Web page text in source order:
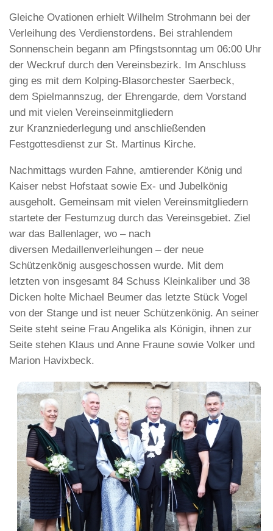
Gleiche Ovationen erhielt Wilhelm Strohmann bei der
Verleihung des Verdienstordens. Bei strahlendem
Sonnenschein begann am Pfingstsonntag um 06:00 Uhr
der Weckruf durch den Vereinsbezirk. Im Anschluss
ging es mit dem Kolping-Blasorchester Saerbeck,
dem Spielmannszug, der Ehrengarde, dem Vorstand
und mit vielen Vereinseinmitgliedern
zur Kranzniederlegung und anschließenden
Festgottesdienst zur St. Martinus Kirche.
Nachmittags wurden Fahne, amtierender König und
Kaiser nebst Hofstaat sowie Ex- und Jubelkönig
ausgeholt. Gemeinsam mit vielen Vereinsmitgliedern
startete der Festumzug durch das Vereinsgebiet. Ziel
war das Ballenlager, wo – nach
diversen Medaillenverleihungen – der neue
Schützenkönig ausgeschossen wurde. Mit dem
letzten von insgesamt 84 Schuss Kleinkaliber und 38
Dicken holte Michael Beumer das letzte Stück Vogel
von der Stange und ist neuer Schützenkönig. An seiner
Seite steht seine Frau Angelika als Königin, ihnen zur
Seite stehen Klaus und Anne Fraune sowie Volker und
Marion Havixbeck.